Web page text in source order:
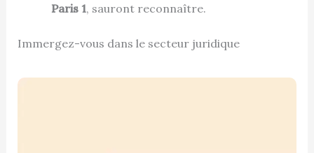
Paris 1, sauront reconnaître.
Immergez-vous dans le secteur juridique